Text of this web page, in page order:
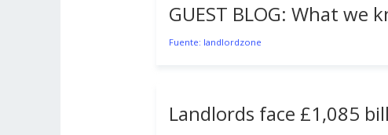
GUEST BLOG: What
Fuente: landlordzone
Landlords face £1,085